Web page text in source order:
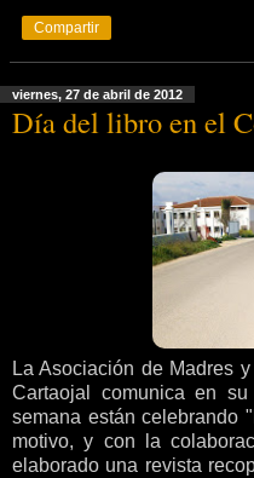
Compartir
viernes, 27 de abril de 2012
Día del libro en el
La Asociación de Madres
Cartaojal comunica en
semana están celebrando
motivo, y con la
elaborado una revista